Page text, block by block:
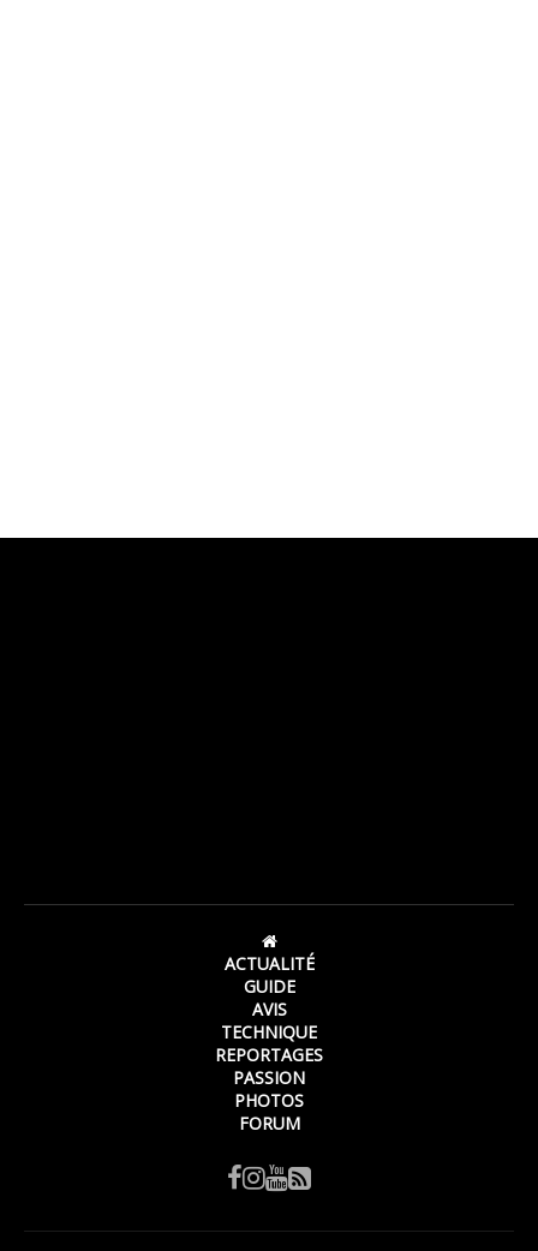
ACTUALITÉ
GUIDE
AVIS
TECHNIQUE
REPORTAGES
PASSION
PHOTOS
FORUM